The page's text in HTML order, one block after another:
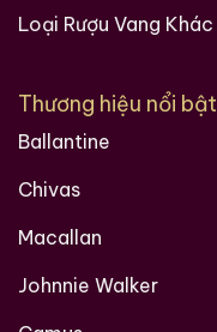
Loại Rượu Vang Khác
Thương hiệu nổi bật
Ballantine
Chivas
Macallan
Johnnie Walker